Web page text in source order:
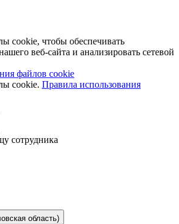
cookie, чтобы обеспечивать
веб-сайта и анализировать сетевой
файлов cookie
cookie. Правила использования
сотрудника
область)